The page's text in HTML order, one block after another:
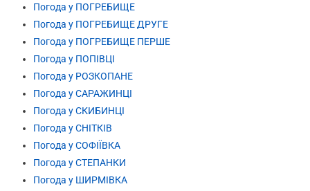
Погода у ПОГРЕБИЩЕ
Погода у ПОГРЕБИЩЕ ДРУГЕ
Погода у ПОГРЕБИЩЕ ПЕРШЕ
Погода у ПОПІВЦІ
Погода у РОЗКОПАНЕ
Погода у САРАЖИНЦІ
Погода у СКИБИНЦІ
Погода у СНІТКІВ
Погода у СОФІЇВКА
Погода у СТЕПАНКИ
Погода у ШИРМІВКА